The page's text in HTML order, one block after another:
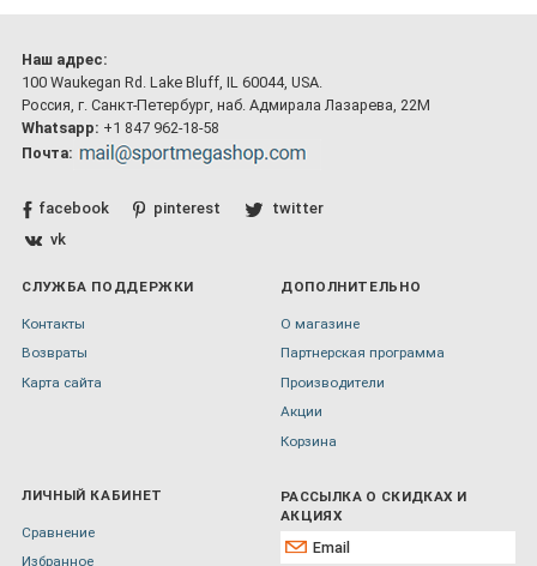
Наш адрес:
100 Waukegan Rd. Lake Bluff, IL 60044, USA.
Россия, г. Санкт-Петербург, наб. Адмирала Лазарева, 22М
Whatsapp: +1 847 962-18-58
Почта:
facebook pinterest
twitter
vk
СЛУЖБА ПОДДЕРЖКИ
Контакты
Возвраты
Карта сайта
ДОПОЛНИТЕЛЬНО
О магазине
Партнерская программа
Производители
Акции
Корзина
ЛИЧНЫЙ КАБИНЕТ
Сравнение
Избранное
РАССЫЛКА О СКИДКАХ И
АКЦИЯХ